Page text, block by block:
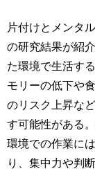
片付けとメンタ
の研究結果が紹
た環境で生活す
モリーの低下や
のリスク上昇な
す可能性がある
環境での作業に
り、集中力や判